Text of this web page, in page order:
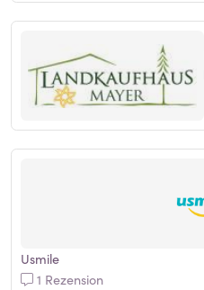
Usmile
1 Rezension